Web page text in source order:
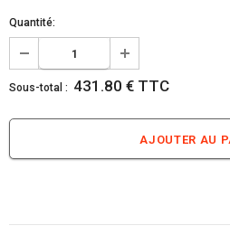
Quantité:
Sous-total : 431.80 € TTC